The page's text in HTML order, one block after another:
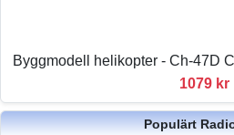
Byggmodell helikopter - Ch-47D
1079 kr
Populärt